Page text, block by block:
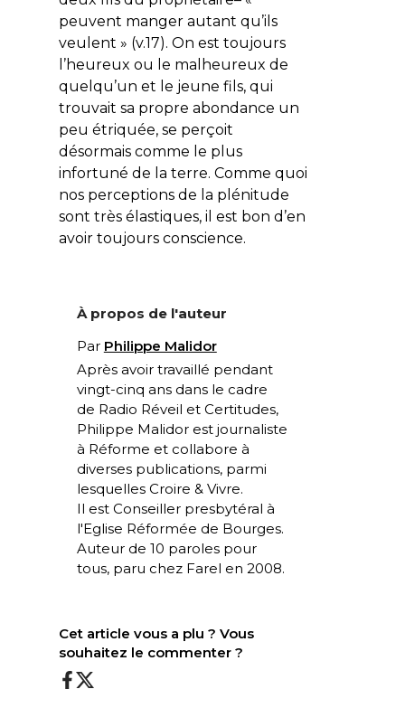
peuvent manger autant qu’ils
veulent » (v.17). On est toujours
l’heureux ou le malheureux de
quelqu’un et le jeune fils, qui
trouvait sa propre abondance un
peu étriquée, se perçoit
désormais comme le plus
infortuné de la terre. Comme quoi
nos perceptions de la plénitude
sont très élastiques, il est bon d’en
avoir toujours conscience.
À propos de l'auteur
Par Philippe Malidor
Après avoir travaillé pendant
vingt-cinq ans dans le cadre
de Radio Réveil et Certitudes,
Philippe Malidor est journaliste
à Réforme et collabore à
diverses publications, parmi
lesquelles Croire & Vivre.
Il est Conseiller presbytéral à
l'Eglise Réformée de Bourges.
Auteur de 10 paroles pour
tous, paru chez Farel en 2008.
Cet article vous a plu ? Vous
souhaitez le commenter ?